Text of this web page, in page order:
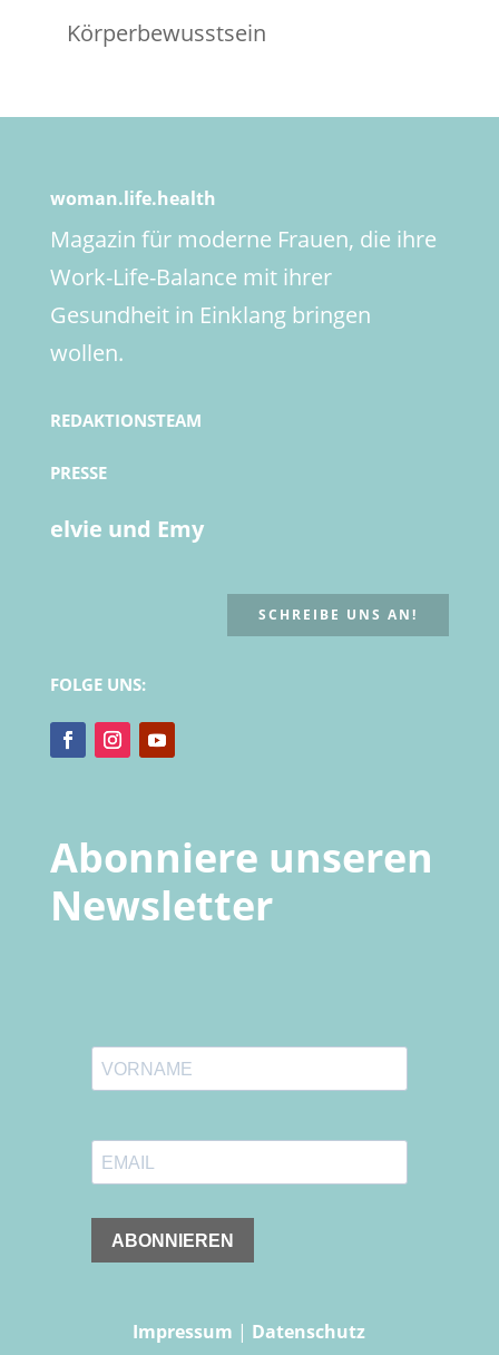
Körperbewusstsein
woman.life.health
Magazin für moderne Frauen, die ihre
Work-Life-Balance mit ihrer
Gesundheit in Einklang bringen
wollen.
REDAKTIONSTEAM
PRESSE
elvie und Emy
SCHREIBE UNS AN!
FOLGE UNS:
Abonniere unseren
Newsletter
Impressum | Datenschutz